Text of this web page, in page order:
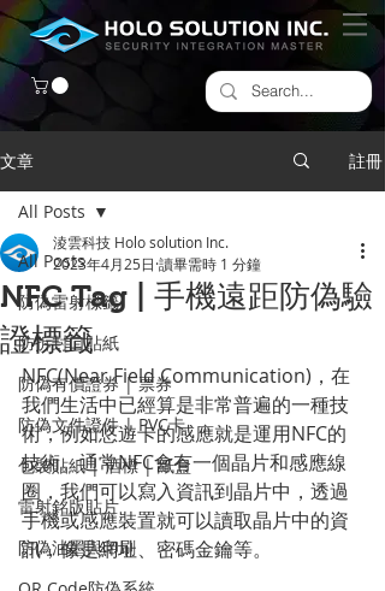
文章 註冊
All Posts
防偽雷射標籤
​防拆封口貼紙
防偽有價證券 | 票券
防偽文件證件 | PVC卡
包裝貼紙 | 酒標 | 紙盒
雷射銘版貼片
防偽油墨與印刷
All Posts
NFC Tag | 手機遠距防偽驗
證標籤
淩雲科技 Holo solution Inc.
2023年4月25日 讀畢需時 1 分鐘
NFC(Near Field Communication)，在
我們生活中已經算是非常普遍的一種技
術，例如悠遊卡的感應就是運用NFC的
技術。通常NFC會有一個晶片和感應線
圈，我們可以寫入資訊到晶片中，透過
手機或感應裝置就可以讀取晶片中的資
訊，像是網址、密碼金鑰等。